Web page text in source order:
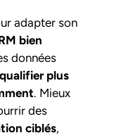
adapter son
bien
données
qualifier plus
. Mieux
des
ciblés,